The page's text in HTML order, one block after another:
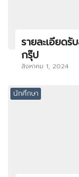
รายละเอียด
กรุ๊ป
สิงหาคม 1, 2024
นักศึกษา